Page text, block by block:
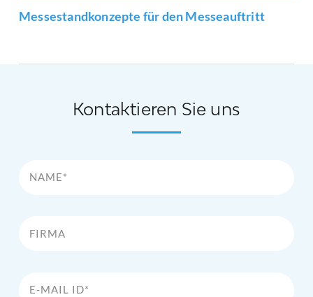
Messestandkonzepte für den Messeauftritt
Kontaktieren Sie uns